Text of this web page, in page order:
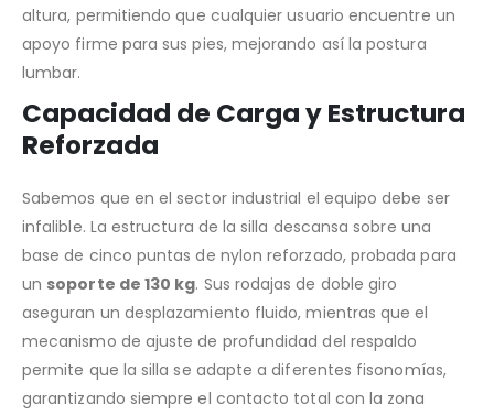
altura, permitiendo que cualquier usuario encuentre un
apoyo firme para sus pies, mejorando así la postura
lumbar.
Capacidad de Carga y Estructura
Reforzada
Sabemos que en el sector industrial el equipo debe ser
infalible. La estructura de la silla descansa sobre una
base de cinco puntas de nylon reforzado, probada para
un soporte de 130 kg. Sus rodajas de doble giro
aseguran un desplazamiento fluido, mientras que el
mecanismo de ajuste de profundidad del respaldo
permite que la silla se adapte a diferentes fisonomías,
garantizando siempre el contacto total con la zona